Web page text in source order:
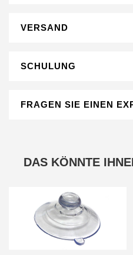
VERSAND
SCHULUNG
FRAGEN SIE EINEN
DAS KÖNNTE